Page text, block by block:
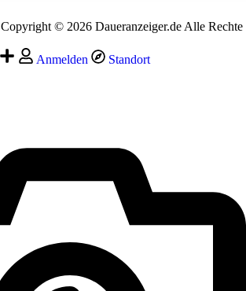
Copyright © 2026 Daueranzeiger.de Alle Rechte
Anmelden Standort